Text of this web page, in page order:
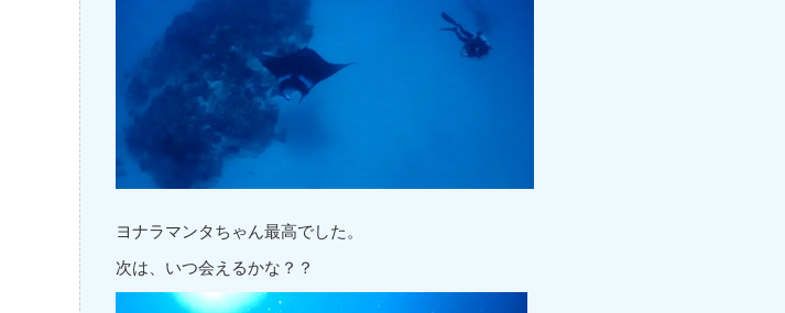
ヨナラマンタちゃん最高でした。
次は、いつ会えるかな？？